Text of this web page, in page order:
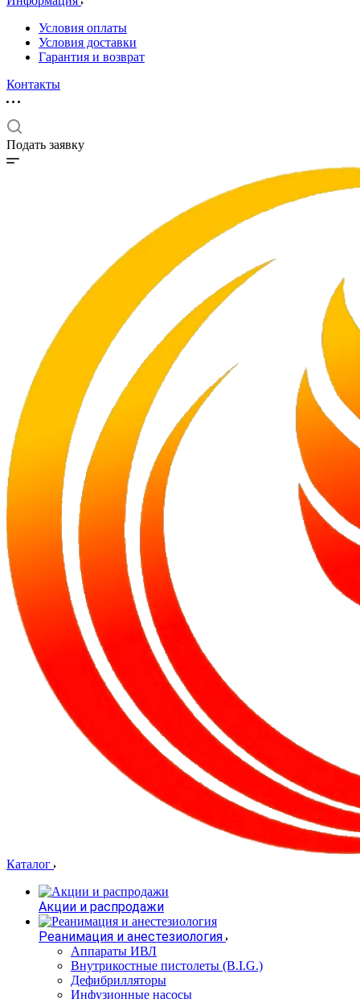
Условия оплаты
Условия доставки
Гарантия и возврат
Контакты
Подать заявку
Каталог
Акции и распродажи
Реанимация и анестезиология
Аппараты ИВЛ
Внутрикостные пистолеты (B.I.G.)
Дефибрилляторы
Инфузионные насосы